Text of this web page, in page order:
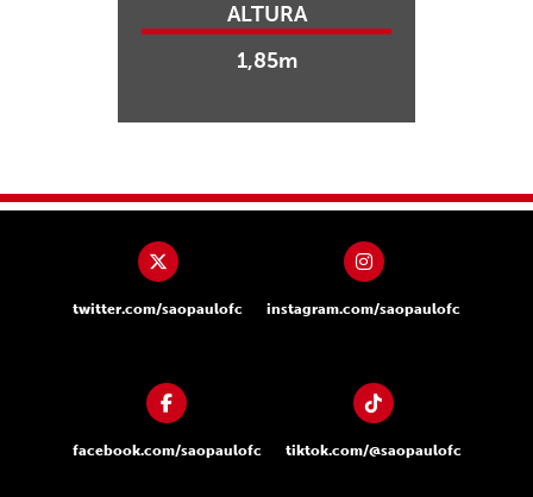
ALTURA
1,85m
twitter.com/saopaulofc instagram.com/saopaulofc
facebook.com/saopaulofc tiktok.com/@saopaulofc